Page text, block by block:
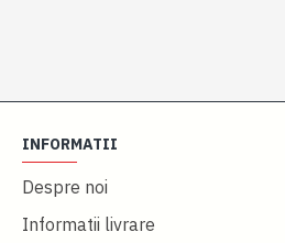
INFORMATII
Despre noi
Informatii livrare